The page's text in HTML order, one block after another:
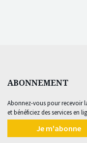
ABONNEMENT
Abonnez-vous pour recevoir
et bénéficiez des services en
Je m'abonne